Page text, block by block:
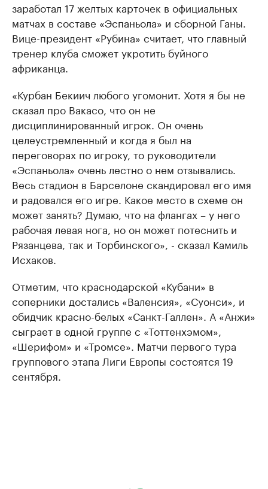
заработал 17 желтых карточек в официальных
матчах в составе «Эспаньола» и сборной Ганы.
Вице-президент «Рубина» считает, что главный
тренер клуба сможет укротить буйного
африканца.
«Курбан Бекиич любого угомонит. Хотя я бы не
сказал про Вакасо, что он не
дисциплинированный игрок. Он очень
целеустремленный и когда я был на
переговорах по игроку, то руководители
«Эспаньола» очень лестно о нем отзывались.
Весь стадион в Барселоне скандировал его имя
и радовался его игре. Какое место в схеме он
может занять? Думаю, что на флангах – у него
рабочая левая нога, но он может потеснить и
Рязанцева, так и Торбинского», - сказал Камиль
Исхаков.
Отметим, что краснодарской «Кубани» в
соперники достались «Валенсия», «Суонси», и
обидчик красно-белых «Санкт-Галлен». А «Анжи»
сыграет в одной группе с «Тоттенхэмом»,
«Шерифом» и «Тромсе». Матчи первого тура
группового этапа Лиги Европы состоятся 19
сентября.